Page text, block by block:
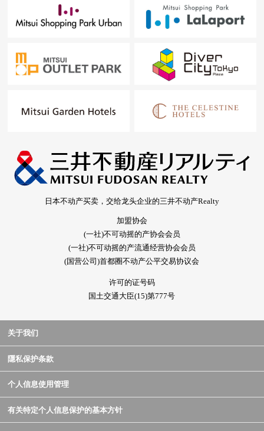
日本不动产买卖，交给龙头企业的三井不动产Realty
加盟协会
(一社)不可动摇的产协会会员
(一社)不可动摇的产流通经营协会会员
(国营公司)首都圈不动产公平交易协议会
许可的证号码
国土交通大臣(15)第777号
关于我们
隱私保护条款
个人信息使用管理
有关特定个人信息保护的基本方针